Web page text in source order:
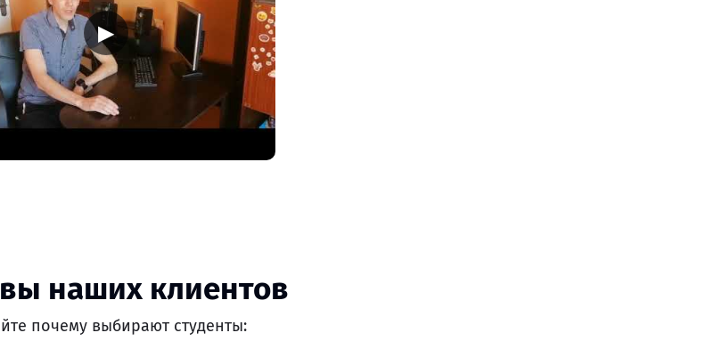
▶
наших клиентов
почему выбирают студенты: